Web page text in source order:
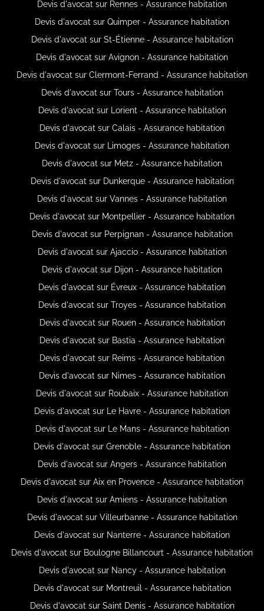
Devis d'avocat sur Rennes - Assurance habitation
Devis d'avocat sur Quimper - Assurance habitation
Devis d'avocat sur St-Étienne - Assurance habitation
Devis d'avocat sur Avignon - Assurance habitation
Devis d'avocat sur Clermont-Ferrand - Assurance habitation
Devis d'avocat sur Tours - Assurance habitation
Devis d'avocat sur Lorient - Assurance habitation
Devis d'avocat sur Calais - Assurance habitation
Devis d'avocat sur Limoges - Assurance habitation
Devis d'avocat sur Metz - Assurance habitation
Devis d'avocat sur Dunkerque - Assurance habitation
Devis d'avocat sur Vannes - Assurance habitation
Devis d'avocat sur Montpellier - Assurance habitation
Devis d'avocat sur Perpignan - Assurance habitation
Devis d'avocat sur Ajaccio - Assurance habitation
Devis d'avocat sur Dijon - Assurance habitation
Devis d'avocat sur Évreux - Assurance habitation
Devis d'avocat sur Troyes - Assurance habitation
Devis d'avocat sur Rouen - Assurance habitation
Devis d'avocat sur Bastia - Assurance habitation
Devis d'avocat sur Reims - Assurance habitation
Devis d'avocat sur Nimes - Assurance habitation
Devis d'avocat sur Roubaix - Assurance habitation
Devis d'avocat sur Le Havre - Assurance habitation
Devis d'avocat sur Le Mans - Assurance habitation
Devis d'avocat sur Grenoble - Assurance habitation
Devis d'avocat sur Angers - Assurance habitation
Devis d'avocat sur Aix en Provence - Assurance habitation
Devis d'avocat sur Amiens - Assurance habitation
Devis d'avocat sur Villeurbanne - Assurance habitation
Devis d'avocat sur Nanterre - Assurance habitation
Devis d'avocat sur Boulogne Billancourt - Assurance habitation
Devis d'avocat sur Nancy - Assurance habitation
Devis d'avocat sur Montreuil - Assurance habitation
Devis d'avocat sur Saint Denis - Assurance habitation